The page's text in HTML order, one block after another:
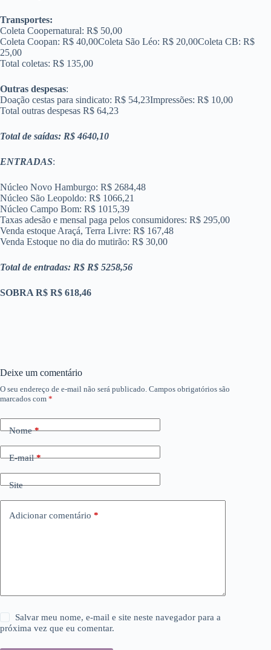
Transportes:
Coleta Coopernatural: R$ 50,00
Coleta Coopan: R$ 40,00Coleta São Léo: R$ 20,00Coleta CB: R$
25,00
Total coletas: R$ 135,00
Outras despesas:
Doação cestas para sindicato: R$ 54,23Impressões: R$ 10,00
Total outras despesas R$ 64,23
Total de saídas: R$ 4640,10
ENTRADAS:
Núcleo Novo Hamburgo: R$ 2684,48
Núcleo São Leopoldo: R$ 1066,21
Núcleo Campo Bom: R$ 1015,39
Taxas adesão e mensal paga pelos consumidores: R$ 295,00
Venda estoque Araçá, Terra Livre: R$ 167,48
Venda Estoque no dia do mutirão: R$ 30,00
Total de entradas: R$ R$ 5258,56
SOBRA R$ R$ 618,46
Deixe um comentário
O seu endereço de e-mail não será publicado. Campos obrigatórios são
marcados com *
Nome*
E-mail*
Site
Adicionar comentário *
Salvar meu nome, e-mail e site neste navegador para a
próxima vez que eu comentar.